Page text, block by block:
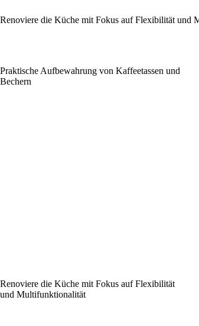
Renoviere die Küche mit Fokus auf Flexibilität und
Praktische Aufbewahrung von Kaffeetassen und
Bechern
Renoviere die Küche mit Fokus auf Flexibilität
und Multifunktionalität